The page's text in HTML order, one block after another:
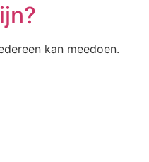
kan meedoen.